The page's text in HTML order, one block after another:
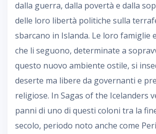
dalla guerra, dalla povertà e dalla
delle loro libertà politiche sulla
sbarcano in Islanda. Le loro famiglie
che li seguono, determinate a
questo nuovo ambiente ostile, si
deserte ma libere da governanti e
religiose. In Sagas of the Icelanders
panni di uno di questi coloni tra la
secolo, periodo noto anche come